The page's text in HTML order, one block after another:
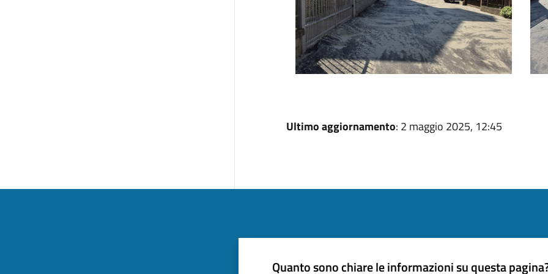
Ultimo aggiornamento: 2 maggio 2025, 12:45
Quanto sono chiare le informazioni su questa